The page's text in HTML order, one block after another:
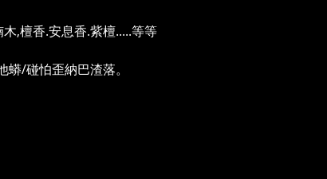
,檀香.安息香.紫檀.....等等
/碰怕歪納巴渣落。